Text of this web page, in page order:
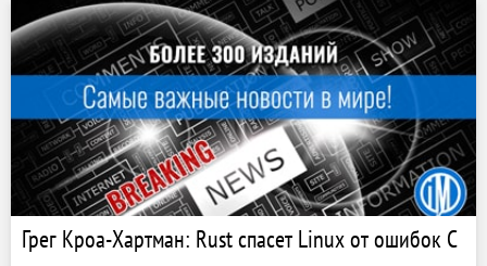
Грег Кроа-Хартман: Rust спасет Linux от ошибок C